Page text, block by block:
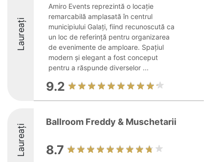
Laureați
Amiro Events reprezintă o locație
remarcabilă amplasată în centrul
municipiului Galați, fiind recunoscută ca
un loc de referință pentru organizarea
de evenimente de amploare. Spațiul
modern și elegant a fost conceput
pentru a răspunde diverselor ...
9.2
Laureați
Ballroom Freddy & Muschetarii
8.7